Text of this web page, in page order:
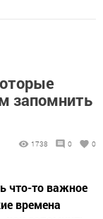
запомнить
1738 0 0
что-то важное
времена